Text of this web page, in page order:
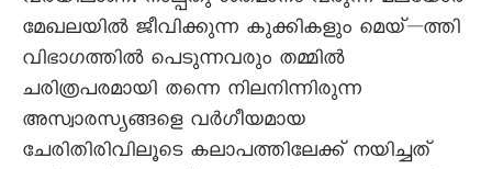
മേഖലയിൽ ജീവിക്കുന്ന കുക്കികളും മെയ്—ത്തി
വിഭാഗത്തിൽ പെടുന്നവരും തമ്മിൽ
ചരിത്രപരമായി തന്നെ നിലനിന്നിരുന്ന
അസ്വാരസ്യങ്ങളെ വർഗീയമായ
ചേരിതിരിവിലൂടെ കലാപത്തിലേക്ക് നയിച്ചത്